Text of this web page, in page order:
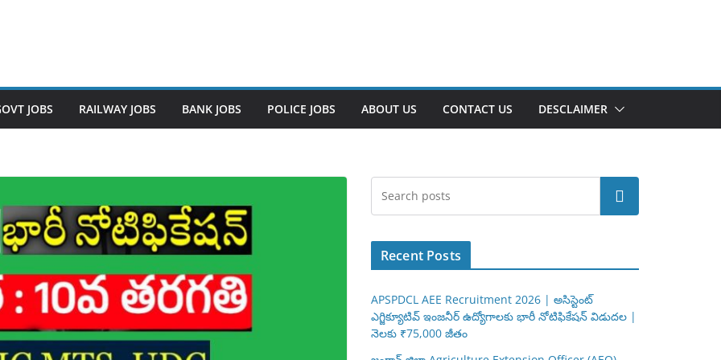
JOBS RAILWAY JOBS BANK JOBS POLICE JOBS ABOUT US CONTACT US DESCLAIMER
Search
Recent Posts
APSPDCL AEE Recruitment 2026 | అసిస్టెంట్
ఎగ్జిక్యూటివ్ ఇంజనీర్ ఉద్యోగాలకు భారీ నోటిఫికేషన్ విడుదల |
నెలకు ₹75,000 జీతం